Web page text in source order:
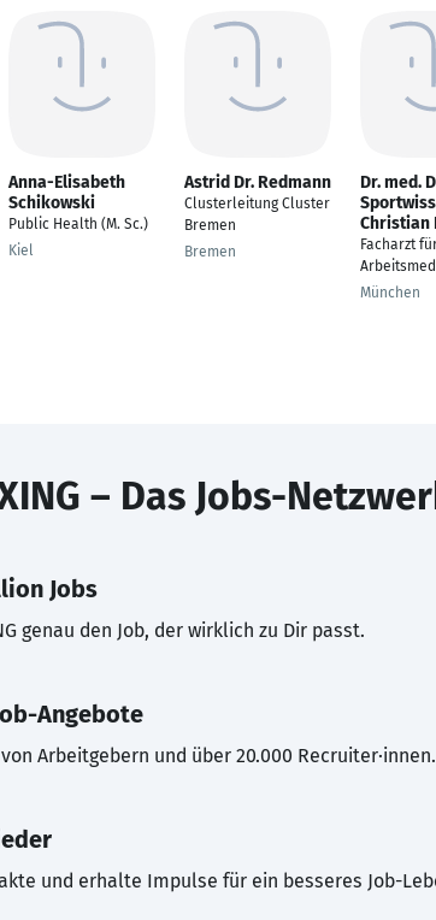
Anna-Elisabeth
Schikowski
Public Health (M. Sc.)
Kiel
Astrid Dr. Redmann
Clusterleitung Cluster
Bremen
Bremen
Dr. med.
Christian
Facharzt
München
– Das Jobs-
Jobs
genau den Job, der wirklich zu Dir passt.
Angebote
Arbeitgebern und über 20.000 Recruiter·innen.
und erhalte Impulse für ein besseres Job-